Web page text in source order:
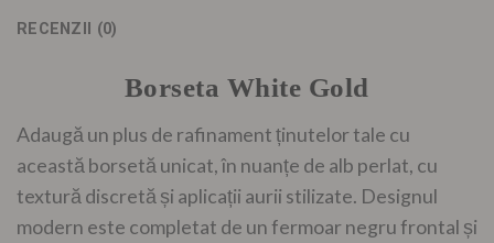
RECENZII (0)
Borseta White Gold
Adaugă un plus de rafinament ținutelor tale cu
această borsetă unicat, în nuanțe de alb perlat, cu
textură discretă și aplicații aurii stilizate. Designul
modern este completat de un fermoar negru frontal și